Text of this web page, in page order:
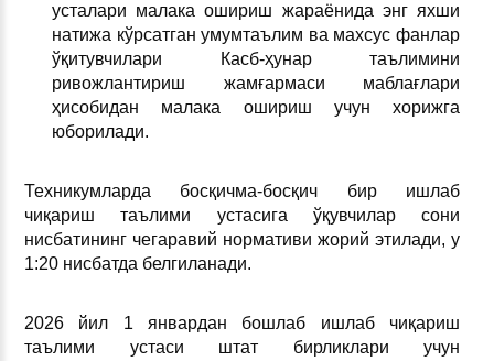
усталари малака ошириш жараёнида энг яхши
натижа кўрсатган умумтаълим ва махсус фанлар
ўқитувчилари Касб-ҳунар таълимини
ривожлантириш жамғармаси маблағлари
ҳисобидан малака ошириш учун хорижга
юборилади.
Техникумларда босқичма-босқич бир ишлаб
чиқариш таълими устасига ўқувчилар сони
нисбатининг чегаравий нормативи жорий этилади, у
1:20 нисбатда белгиланади.
2026 йил 1 январдан бошлаб ишлаб чиқариш
таълими устаси штат бирликлари учун